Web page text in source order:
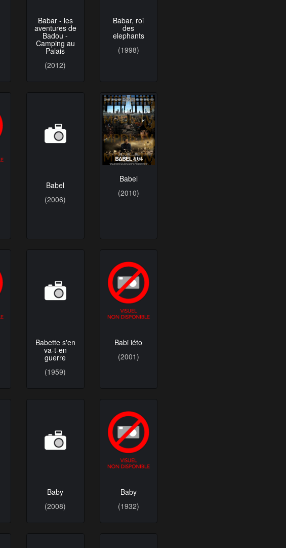
Babar - les
aventures de
Badou -
Camping au
Palais
(2012)
Babar, roi
des
elephants
(1998)
Babel
(2010)
Babette s'en
va-t-en
guerre
(1959)
Babi iéto
(2001)
(2008)
Baby
(1932)